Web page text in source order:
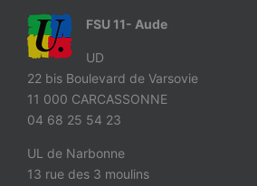
FSU 11- Aude
UD
22 bis Boulevard de Varsovie
11 000 CARCASSONNE
04 68 25 54 23
UL de Narbonne
13 rue des 3 moulins